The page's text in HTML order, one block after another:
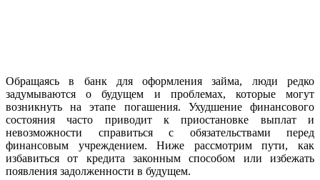
Обращаясь в банк для оформления займа, люди редко
задумываются о будущем и проблемах, которые могут
возникнуть на этапе погашения. Ухудшение финансового
состояния часто приводит к приостановке выплат и
невозможности справиться с обязательствами перед
финансовым учреждением. Ниже рассмотрим пути, как
избавиться от кредита законным способом или избежать
появления задолженности в будущем.